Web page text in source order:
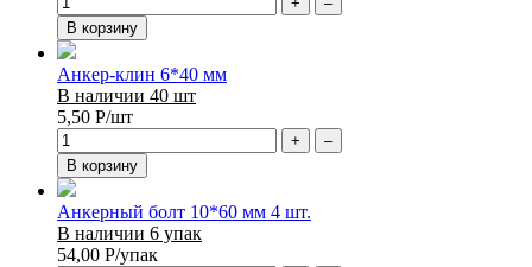
В корзину
Анкер-клин 6*40 мм
В наличии 40 шт
5,50 Р/шт
+
–
В корзину
Анкерный болт 10*60 мм 4 шт.
В наличии 6 упак
54,00 Р/упак